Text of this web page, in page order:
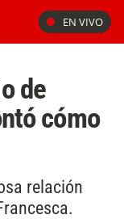
EN VIVO
de
cómo
relación